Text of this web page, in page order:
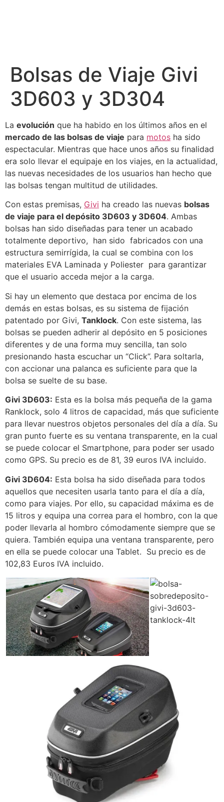
Bolsas de Viaje Givi
3D603 y 3D304
La evolución que ha habido en los últimos años en el
mercado de las bolsas de viaje para motos ha sido
espectacular. Mientras que hace unos años su finalidad
era solo llevar el equipaje en los viajes, en la actualidad,
las nuevas necesidades de los usuarios han hecho que
las bolsas tengan multitud de utilidades.
Con estas premisas, Givi ha creado las nuevas bolsas
de viaje para el depósito 3D603 y 3D604. Ambas
bolsas han sido diseñadas para tener un acabado
totalmente deportivo, han sido fabricados con una
estructura semirrígida, la cual se combina con los
materiales EVA Laminada y Poliester para garantizar
que el usuario acceda mejor a la carga.
Si hay un elemento que destaca por encima de los
demás en estas bolsas, es su sistema de fijación
patentado por Givi, Tanklock. Con este sistema, las
bolsas se pueden adherir al depósito en 5 posiciones
diferentes y de una forma muy sencilla, tan solo
presionando hasta escuchar un “Click”. Para soltarla,
con accionar una palanca es suficiente para que la
bolsa se suelte de su base.
Givi 3D603: Esta es la bolsa más pequeña de la gama
Ranklock, solo 4 litros de capacidad, más que suficiente
para llevar nuestros objetos personales del día a día. Su
gran punto fuerte es su ventana transparente, en la cual
se puede colocar el Smartphone, para poder ser usado
como GPS. Su precio es de 81, 39 euros IVA incluido.
Givi 3D604: Esta bolsa ha sido diseñada para todos
aquellos que necesiten usarla tanto para el día a día,
como para viajes. Por ello, su capacidad máxima es de
15 litros y equipa una correa para el hombro, con la que
poder llevarla al hombro cómodamente siempre que se
quiera. También equipa una ventana transparente, pero
en ella se puede colocar una Tablet. Su precio es de
102,83 Euros IVA incluido.